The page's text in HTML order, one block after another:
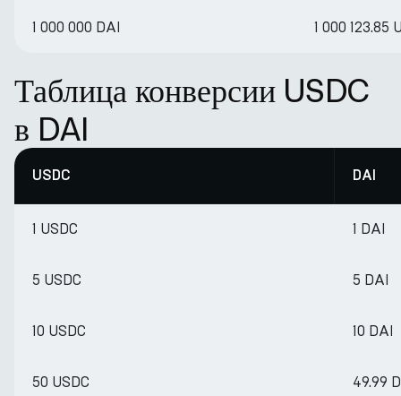
1 000 000 DAI 1 000 123.85
Таблица конверсии USDC
в DAI
USDC DAI
1 USDC 1 DAI
5 USDC 5 DAI
10 USDC 10 DAI
50 USDC 49.99